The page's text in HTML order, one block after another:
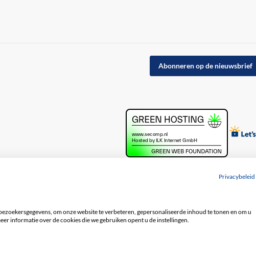
Abonneren op de nieuwsbrief
Privacybeleid
om onze website te verbeteren, gepersonaliseerde inhoud te tonen en om u
informatie over de cookies die we gebruiken opent u de instellingen.